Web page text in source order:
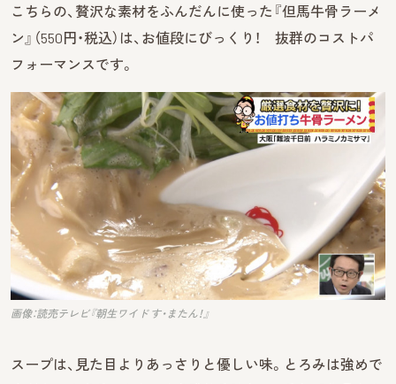
こちらの、贅沢な素材をふんだんに使った『但馬牛骨ラーメ
ン』（550円・税込）は、お値段にびっくり！ 抜群のコストパ
フォーマンスです。
画像：読売テレビ『朝生ワイド す・またん！』
スープは、見た目よりあっさりと優しい味。とろみは強めで